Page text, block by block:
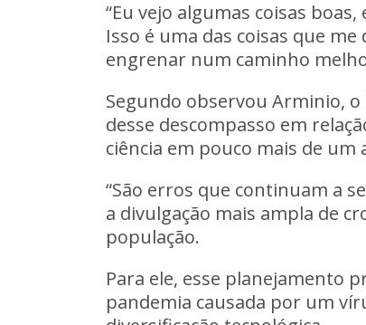
“Eu vejo algumas coisas
Isso é uma das coisas que
engrenar num caminho
Segundo observou Arminio,
desse descompasso em
ciência em pouco mais de
“São erros que continuam a
a divulgação mais ampla de
população.
Para ele, esse planejamento
pandemia causada por um